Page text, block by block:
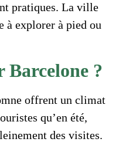
pratiques. La ville
à explorer à pied ou
?
offrent un climat
qu’en été,
des visites.